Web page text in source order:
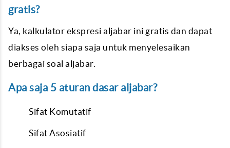
gratis?
Ya, kalkulator ekspresi aljabar ini gratis dan dapat
diakses oleh siapa saja untuk menyelesaikan
berbagai soal aljabar.
Apa saja 5 aturan dasar aljabar?
Sifat Komutatif
Sifat Asosiatif